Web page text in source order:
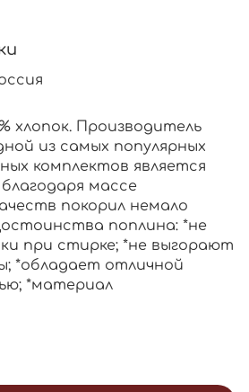
хлопок. Производитель
из самых популярных
комплектов является
массе
покорил немало
поплина: *не
при стирке; *не выгорают
*обладает отличной
*материал